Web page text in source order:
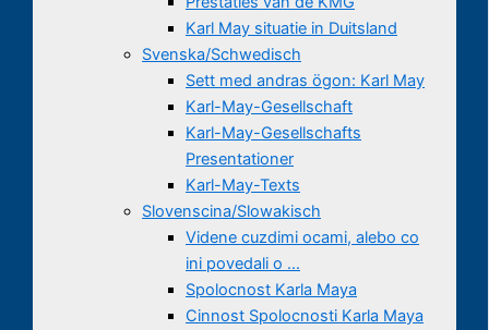
Karl May situatie in Duitsland
Svenska/Schwedisch
Sett med andras ögon: Karl May
Karl-May-Gesellschaft
Karl-May-Gesellschafts
Presentationer
Karl-May-Texts
Slovenscina/Slowakisch
Videne cuzdimi ocami, alebo co
ini povedali o …
Spolocnost Karla Maya
Cinnost Spolocnosti Karla Maya